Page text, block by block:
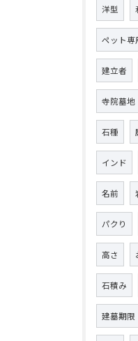
洋型
ペット専
建立者
寺院墓地
石種
インド
名前
パクり
高さ
石積み
建墓期限